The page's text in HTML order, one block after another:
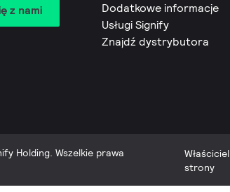
z nami
Dodatkowe informacje
Usługi Signify
Znajdź dystrybutora
Holding. Wszelkie prawa
Właściciel
strony